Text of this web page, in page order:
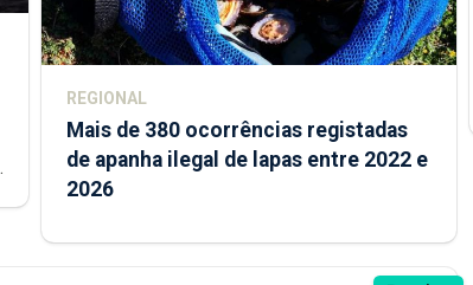
REGIONAL
Mais de 380 ocorrências registadas
de apanha ilegal de lapas entre 2022 e
2026